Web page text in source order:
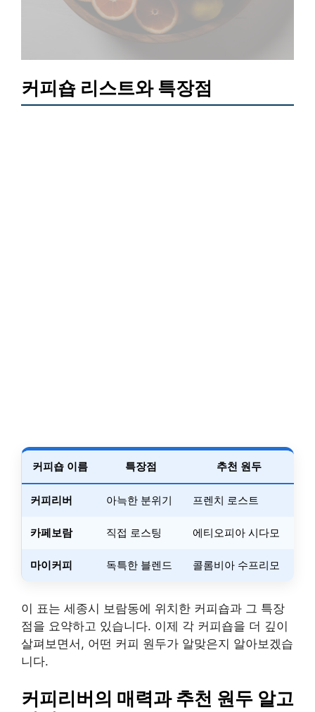
커피숍 리스트와 특장점
커피숍 이름 특장점 추천 원두
커피리버 아늑한 분위기 프렌치 로스트
카페보람 직접 로스팅 에티오피아 시다모
마이커피 독특한 블렌드 콜롬비아 수프리모
이 표는 세종시 보람동에 위치한 커피숍과 그 특장
점을 요약하고 있습니다. 이제 각 커피숍을 더 깊이
살펴보면서, 어떤 커피 원두가 알맞은지 알아보겠습
니다.
커피리버의 매력과 추천 원두 알고